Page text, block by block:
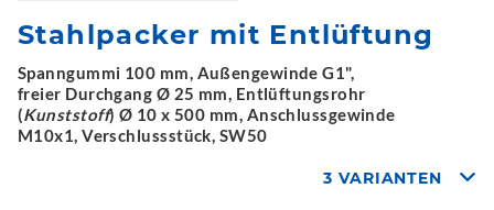
Stahlpacker mit Entlüftung
Spanngummi 100 mm, Außengewinde G1",
freier Durchgang Ø 25 mm, Entlüftungsrohr
(Kunststoff) Ø 10 x 500 mm, Anschlussgewinde
M10x1, Verschlussstück, SW50
3 VARIANTEN